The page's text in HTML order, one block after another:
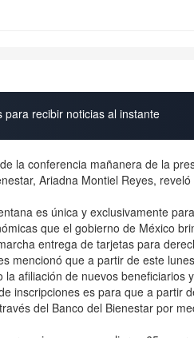
para recibir noticias al instante
la conferencia mañanera de la
Ariadna Montiel Reyes,
es única y exclusivamente
que el gobierno de México
entrega de tarjetas para
mencionó que a partir de este
la afiliación de nuevos beneficiarios
inscripciones es para que a partir
del Banco del Bienestar por